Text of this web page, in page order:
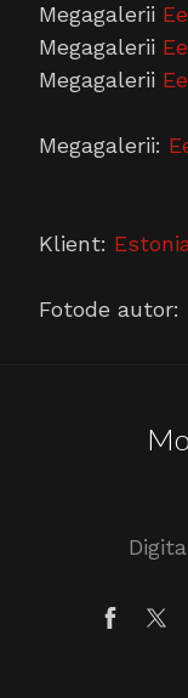
Megagalerii
Megagalerii
Megagalerii
Megagalerii:
Klient:
Fotode autor: